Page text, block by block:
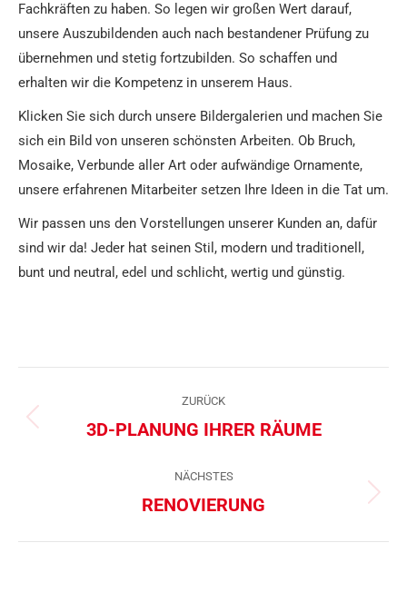
Fachkräften zu haben. So legen wir großen Wert darauf,
unsere Auszubildenden auch nach bestandener Prüfung zu
übernehmen und stetig fortzubilden. So schaffen und
erhalten wir die Kompetenz in unserem Haus.
Klicken Sie sich durch unsere Bildergalerien und machen Sie
sich ein Bild von unseren schönsten Arbeiten. Ob Bruch,
Mosaike, Verbunde aller Art oder aufwändige Ornamente,
unsere erfahrenen Mitarbeiter setzen Ihre Ideen in die Tat um.
Wir passen uns den Vorstellungen unserer Kunden an, dafür
sind wir da! Jeder hat seinen Stil, modern und traditionell,
bunt und neutral, edel und schlicht, wertig und günstig.
NAVIGATION
ZURÜCK
Previous
3D-PLANUNG IHRER RÄUME
NÄCHSTES
Next
RENOVIERUNG